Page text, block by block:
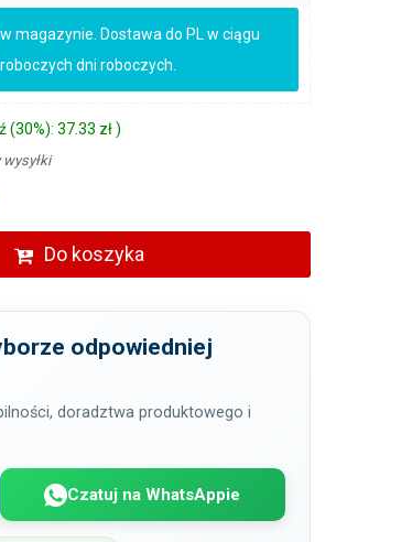
magazynie. Dostawa do PL w ciągu
dni roboczych.
(30%): 37.33 zł )
wysyłki
Do koszyka
odpowiedniej
doradztwa produktowego i
Czatuj na WhatsAppie